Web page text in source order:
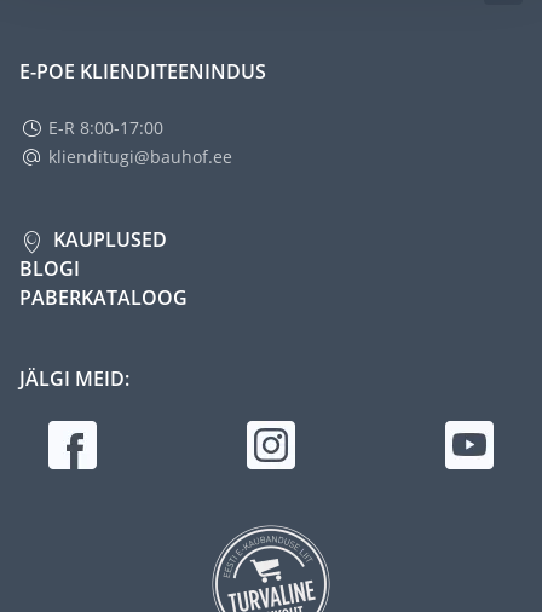
E-POE KLIENDITEENINDUS
E-R 8:00-17:00
klienditugi@bauhof.ee
KAUPLUSED
BLOGI
PABERKATALOOG
JÄLGI MEID: